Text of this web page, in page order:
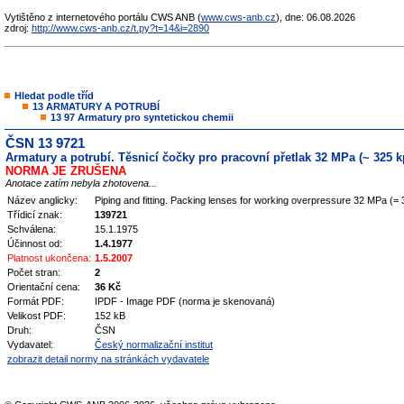
Vytištěno z internetového portálu CWS ANB (www.cws-anb.cz), dne: 06.08.2026
zdroj: http://www.cws-anb.cz/t.py?t=14&i=2890
Hledat podle tříd
13 ARMATURY A POTRUBÍ
13 97 Armatury pro syntetickou chemii
ČSN 13 9721
Armatury a potrubí. Těsnicí čočky pro pracovní přetlak 32 MPa (~ 325
NORMA JE ZRUŠENA
Anotace zatím nebyla zhotovena...
Název anglicky:
Piping and fitting. Packing lenses for working overpressure 32 MPa (=
Třídicí znak:
139721
Schválena:
15.1.1975
Účinnost od:
1.4.1977
Platnost ukončena: 1.5.2007
Počet stran:
2
Orientační cena:
36 Kč
Formát PDF:
IPDF - Image PDF (norma je skenovaná)
Velikost PDF:
152 kB
Druh:
ČSN
Vydavatel:
Český normalizační institut
zobrazit detail normy na stránkách vydavatele